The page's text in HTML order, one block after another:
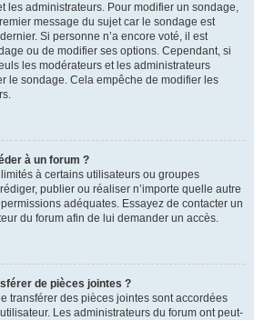
les administrateurs. Pour modifier un sondage,
message du sujet car le sondage est
Si personne n’a encore voté, il est
ou de modifier ses options. Cependant, si
les modérateurs et les administrateurs
le sondage. Cela empêche de modifier les
à un forum ?
à certains utilisateurs ou groupes
publier ou réaliser n’importe quelle autre
adéquates. Essayez de contacter un
du forum afin de lui demander un accès.
de pièces jointes ?
transférer des pièces jointes sont accordées
Les administrateurs du forum ont peut-